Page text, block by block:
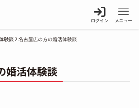
ログイン メニュー
験談 名古屋店の方の婚活体験談
婚活体験談